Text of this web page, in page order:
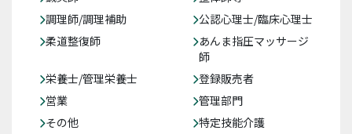
調理師/調理補助
公認心理士/臨床心理士
柔道整復師
あんま指圧マッサージ
師
栄養士/管理栄養士
登録販売者
営業
管理部門
その他
特定技能介護